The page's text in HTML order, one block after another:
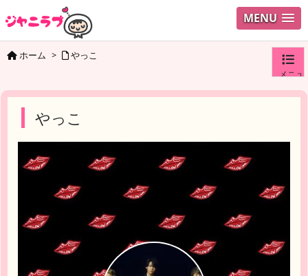
MENU
メニュ
検索
ホーム > やっこ
やっこ